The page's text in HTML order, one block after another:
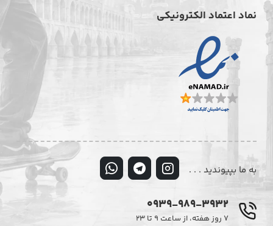
نماد اعتماد الکترونیکی
به ما بپیوندید . . .
0939-989-3932
۷ روز هفته، از ساعت ۹ تا ۲۳